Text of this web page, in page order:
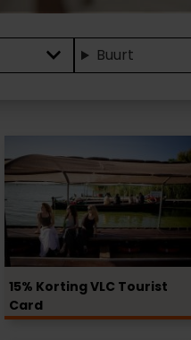
Buurt
15% Korting VLC Tourist
Card
Toeristenbus